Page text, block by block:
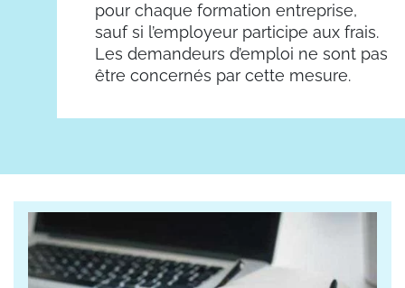
pour chaque formation entreprise,
sauf si l’employeur participe aux frais.
Les demandeurs d’emploi ne sont pas
être concernés par cette mesure.